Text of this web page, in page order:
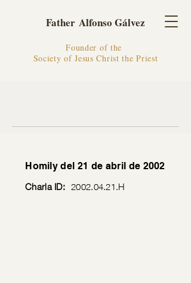
Father Alfonso Gálvez
Founder of the
Society of Jesus Christ the Priest
Homily del 21 de abril de 2002
Charla ID: 2002.04.21.H